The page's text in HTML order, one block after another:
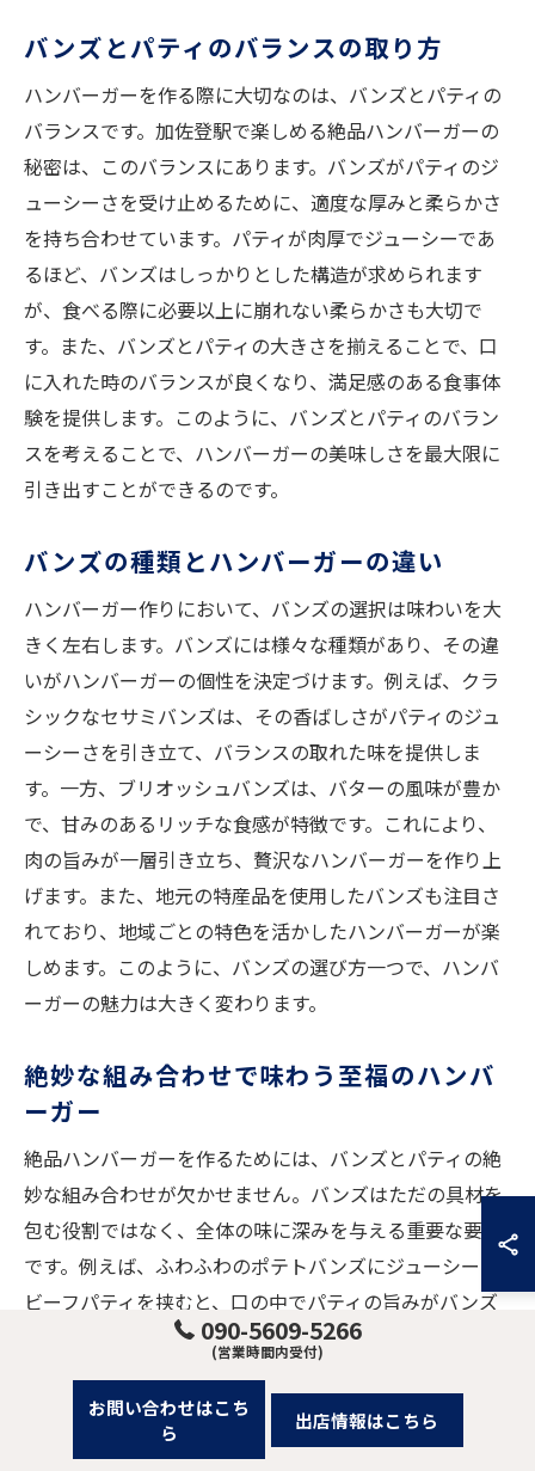
バンズとパティのバランスの取り方
ハンバーガーを作る際に大切なのは、バンズとパティの
バランスです。加佐登駅で楽しめる絶品ハンバーガーの
秘密は、このバランスにあります。バンズがパティのジ
ューシーさを受け止めるために、適度な厚みと柔らかさ
を持ち合わせています。パティが肉厚でジューシーであ
るほど、バンズはしっかりとした構造が求められます
が、食べる際に必要以上に崩れない柔らかさも大切で
す。また、バンズとパティの大きさを揃えることで、口
に入れた時のバランスが良くなり、満足感のある食事体
験を提供します。このように、バンズとパティのバラン
スを考えることで、ハンバーガーの美味しさを最大限に
引き出すことができるのです。
バンズの種類とハンバーガーの違い
ハンバーガー作りにおいて、バンズの選択は味わいを大
きく左右します。バンズには様々な種類があり、その違
いがハンバーガーの個性を決定づけます。例えば、クラ
シックなセサミバンズは、その香ばしさがパティのジュ
ーシーさを引き立て、バランスの取れた味を提供しま
す。一方、ブリオッシュバンズは、バターの風味が豊か
で、甘みのあるリッチな食感が特徴です。これにより、
肉の旨みが一層引き立ち、贅沢なハンバーガーを作り上
げます。また、地元の特産品を使用したバンズも注目さ
れており、地域ごとの特色を活かしたハンバーガーが楽
しめます。このように、バンズの選び方一つで、ハンバ
ーガーの魅力は大きく変わります。
絶妙な組み合わせで味わう至福のハンバ
ーガー
絶品ハンバーガーを作るためには、バンズとパティの絶
妙な組み合わせが欠かせません。バンズはただの具材を
包む役割ではなく、全体の味に深みを与える重要な要素
です。例えば、ふわふわのポテトバンズにジューシーな
ビーフパティを挟むと、口の中でパティの旨みがバンズ
のほのかな甘みに溶け込み、一口ごとに幸せを感じるこ
とができます。また、スパイシーなソースを用いること
で、味にアクセントを加え、飽きのこない一品に仕上が
ります。さらに、地元の新鮮な野菜をトッピングするこ
090-5609-5266
(営業時間内受付)
お問い合わせはこち
ら
出店情報はこちら